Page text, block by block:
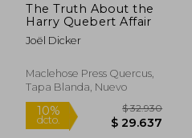
50%
dcto.
$ 87.903
$ 43.952
The Truth About the
Harry Quebert Affair
Joël Dicker
Maclehose Press Quercus,
Tapa Blanda, Nuevo